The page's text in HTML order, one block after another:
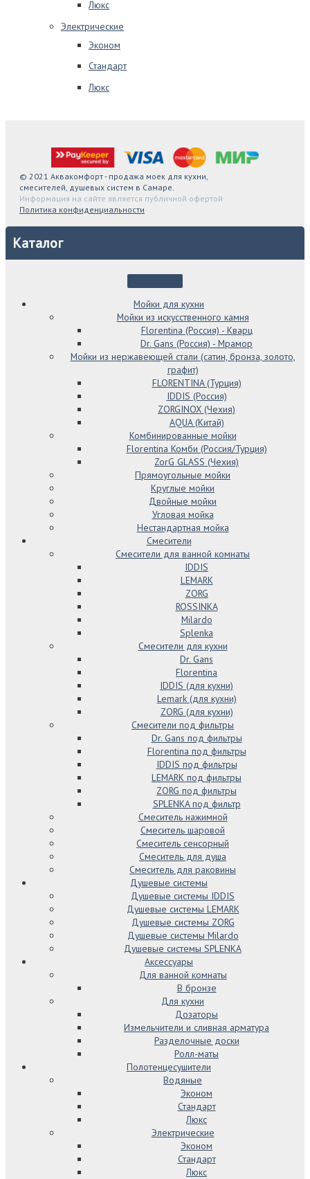
Люкс
Электрические
Эконом
Стандарт
Люкс
© 2021 Аквакомфорт - продажа моек для кухни,
смесителей, душевых систем в Самаре.
Информация на сайте является публичной офертой
Политика конфиденциальности
Каталог
Мойки для кухни
Мойки из искусственного камня
Florentina (Россия) - Кварц
Dr. Gans (Россия) - Мрамор
Мойки из нержавеющей стали (сатин, бронза, золото,
графит)
FLORENTINA (Турция)
IDDIS (Россия)
ZORGINOX (Чехия)
AQUA (Китай)
Комбинированные мойки
Florentina Комби (Россия/Турция)
ZorG GLASS (Чехия)
Прямоугольные мойки
Круглые мойки
Двойные мойки
Угловая мойка
Нестандартная мойка
Смесители
Смесители для ванной комнаты
IDDIS
LEMARK
ZORG
ROSSINKA
Milardo
Splenka
Смесители для кухни
Dr. Gans
Florentina
IDDIS (для кухни)
Lemark (для кухни)
ZORG (для кухни)
Смесители под фильтры
Dr. Gans под фильтры
Florentina под фильтры
IDDIS под фильтры
LEMARK под фильтры
ZORG под фильтры
SPLENKA под фильтр
Смеситель нажимной
Смеситель шаровой
Смеситель сенсорный
Смеситель для душа
Смеситель для раковины
Душевые системы
Душевые системы IDDIS
Душевые системы LEMARK
Душевые системы ZORG
Душевые системы Milardo
Душевые системы SPLENKA
Аксессуары
Для ванной комнаты
В бронзе
Для кухни
Дозаторы
Измельчители и сливная арматура
Разделочные доски
Ролл-маты
Полотенцесушители
Водяные
Эконом
Стандарт
Люкс
Электрические
Эконом
Стандарт
Люкс